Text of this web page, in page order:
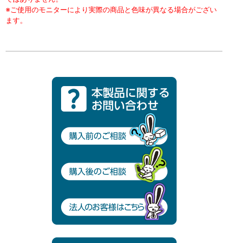
※ご使用のモニターにより実際の商品と色味が異なる場合がござい
ます。